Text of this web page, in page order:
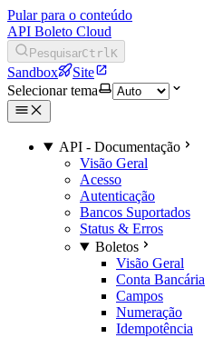
Pular para o conteúdo
API Boleto Cloud
PesquisarCtrlK
Sandbox
Site
Selecionar tema
API - Documentação
Visão Geral
Acesso
Autenticação
Bancos Suportados
Status & Erros
Boletos
Visão Geral
Conta Bancária
Campos
Numeração
Idempotência